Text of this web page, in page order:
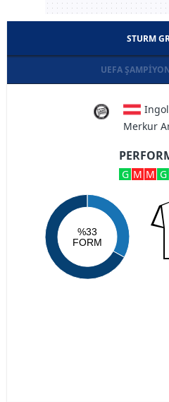
STURM
UEFA
Merkur
G M M G
%33
FORM